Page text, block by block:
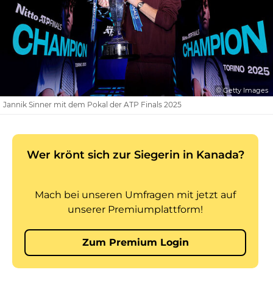
© Getty Images
Jannik Sinner mit dem Pokal der ATP Finals 2025